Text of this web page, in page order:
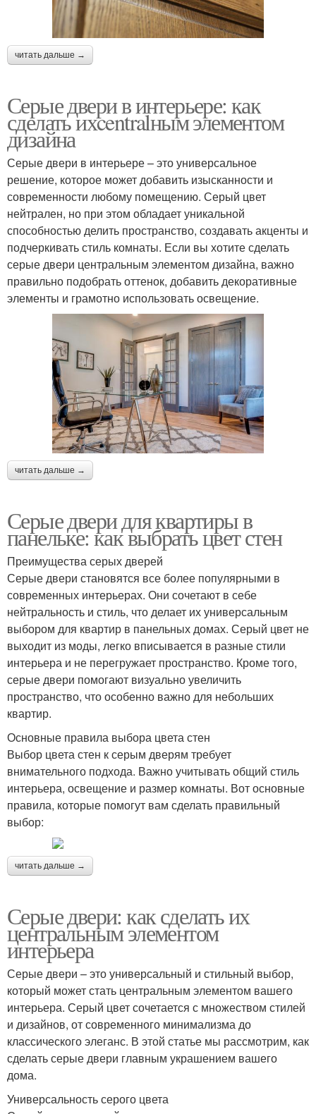
читать дальше →
Серые двери в интерьере: как
сделать ихcentralным элементом
дизайна
Серые двери в интерьере – это универсальное
решение, которое может добавить изысканности и
современности любому помещению. Серый цвет
нейтрален, но при этом обладает уникальной
способностью делить пространство, создавать акценты и
подчеркивать стиль комнаты. Если вы хотите сделать
серые двери центральным элементом дизайна, важно
правильно подобрать оттенок, добавить декоративные
элементы и грамотно использовать освещение.
читать дальше →
Серые двери для квартиры в
панельке: как выбрать цвет стен
Преимущества серых дверей
Серые двери становятся все более популярными в
современных интерьерах. Они сочетают в себе
нейтральность и стиль, что делает их универсальным
выбором для квартир в панельных домах. Серый цвет не
выходит из моды, легко вписывается в разные стили
интерьера и не перегружает пространство. Кроме того,
серые двери помогают визуально увеличить
пространство, что особенно важно для небольших
квартир.
Основные правила выбора цвета стен
Выбор цвета стен к серым дверям требует
внимательного подхода. Важно учитывать общий стиль
интерьера, освещение и размер комнаты. Вот основные
правила, которые помогут вам сделать правильный
выбор:
читать дальше →
Серые двери: как сделать их
центральным элементом
интерьера
Серые двери – это универсальный и стильный выбор,
который может стать центральным элементом вашего
интерьера. Серый цвет сочетается с множеством стилей
и дизайнов, от современного минимализма до
классического элеганс. В этой статье мы рассмотрим, как
сделать серые двери главным украшением вашего
дома.
Универсальность серого цвета